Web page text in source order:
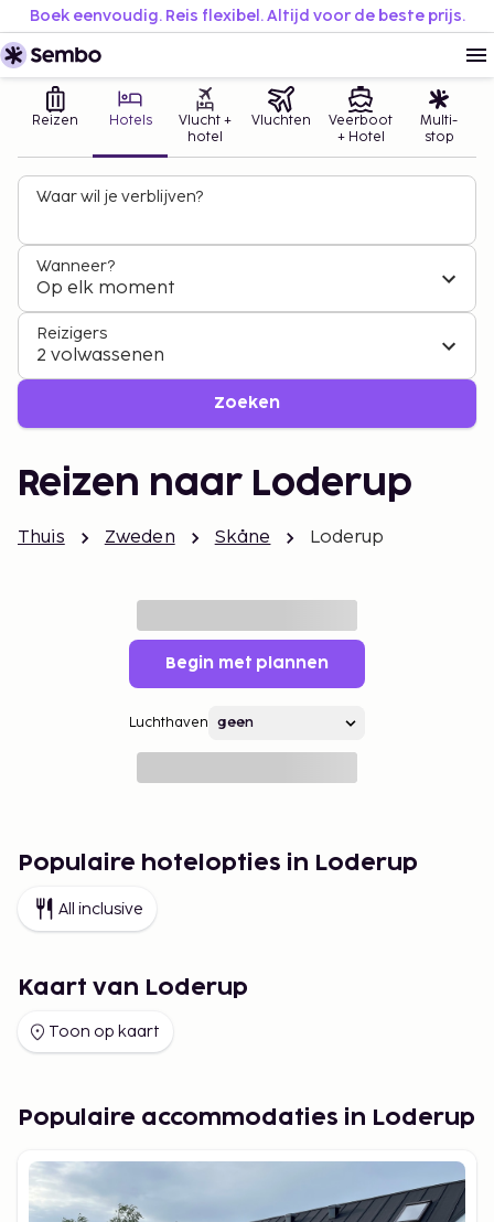
Boek eenvoudig. Reis flexibel. Altijd voor de beste prijs.
Reizen Hotels
Vlucht +
hotel
Vluchten
Veerboot
+ Hotel
Multi-
stop
Waar wil je verblijven?
Wanneer?
Op elk moment
Reizigers
2 volwassenen
Zoeken
Reizen naar Loderup
Thuis Zweden Skåne Loderup
Begin met plannen
Luchthaven
Populaire hotelopties in Loderup
All inclusive
Kaart van Loderup
Toon op kaart
Populaire accommodaties in Loderup